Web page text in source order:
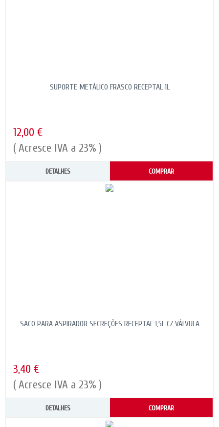
SUPORTE METÁLICO FRASCO RECEPTAL 1L
12,00 €
( Acresce IVA a 23% )
DETALHES COMPRAR
SACO PARA ASPIRADOR SECREÇÕES RECEPTAL 1,5L C/ VÁLVULA
3,40 €
( Acresce IVA a 23% )
DETALHES COMPRAR